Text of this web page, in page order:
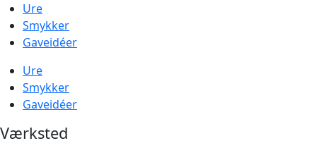
Ure
Smykker
Gaveidéer
Ure
Smykker
Gaveidéer
Værksted